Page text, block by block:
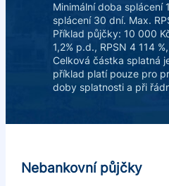
Minimální doba splácení
splácení 30 dní. Max.
Příklad půjčky: 10 000
1,2% p.d., RPSN 4 114
Celková částka splatná
příklad platí pouze pro
doby splatnosti a při
Nebankovní půjčky